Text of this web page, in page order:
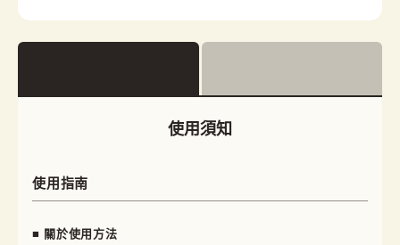
使用須知
使用指南
■ 關於使用方法